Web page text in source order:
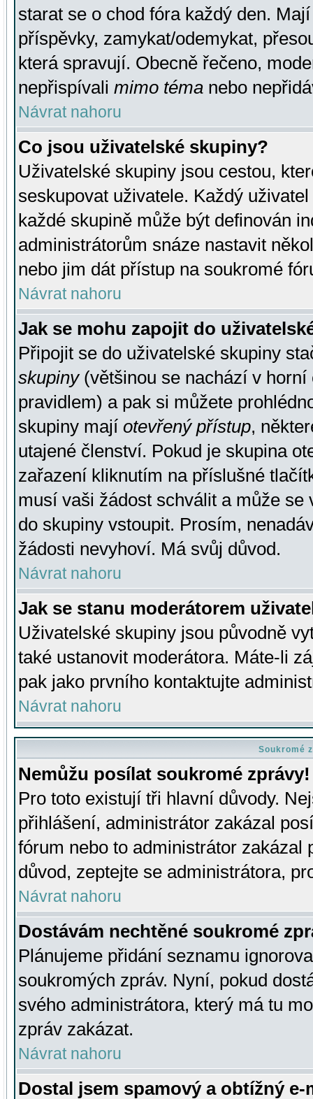
starat se o chod fóra každý den.
příspěvky, zamykat/odemykat,
která spravují. Obecně řečeno,
nepřispívali mimo téma nebo
Návrat nahoru
Co jsou uživatelské skupiny?
Uživatelské skupiny jsou cestou,
seskupovat uživatele. Každý
každé skupině může být definován
administrátorům snáze nastavit
nebo jim dát přístup na soukromé
Návrat nahoru
Jak se mohu zapojit do
Připojit se do uživatelské skupiny
skupiny(většinou se nachází v horní
pravidlem) a pak si můžete
skupiny mají otevřený přístup,
utajené členství. Pokud je skupina
zařazení kliknutím na příslušné
musí vaši žádost schválit a může se
do skupiny vstoupit. Prosím,
žádosti nevyhoví. Má svůj důvod.
Návrat nahoru
Jak se stanu moderátorem
Uživatelské skupiny jsou původně
také ustanovit moderátora. Máte-li
pak jako prvního kontaktujte
Návrat nahoru
Soukromé
Nemůžu posílat soukromé zprávy!
Pro toto existují tři hlavní důvody.
přihlášení, administrátor zakázal
fórum nebo to administrátor zakázal
důvod, zeptejte se administrátora,
Návrat nahoru
Dostávám nechtěné soukromé
Plánujeme přidání seznamu
soukromých zpráv. Nyní, pokud
svého administrátora, který má tu
zpráv zakázat.
Návrat nahoru
Dostal jsem spamový a obtížný